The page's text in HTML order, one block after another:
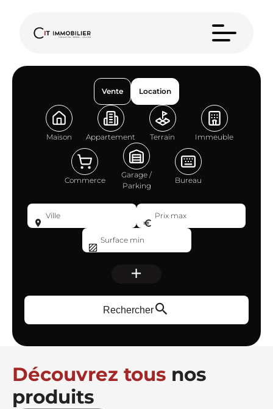
Vente Location
Appartement
Bureau
Commerce
Garage /
Parking
Immeuble
Maison Terrain
Ville
Rechercher
Découvrez tous nos
produits